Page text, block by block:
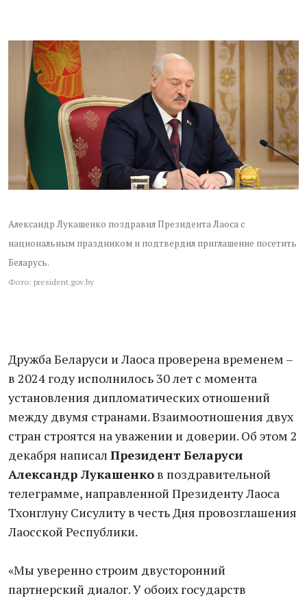
Александр Лукашенко поздравил Президента Лаоса с
национальным праздником и подтвердил приглашение посетить
Беларусь.
Фото: president.gov.by
Дружба Беларуси и Лаоса проверена временем –
в 2024 году исполнилось 30 лет с момента
установления дипломатических отношений
между двумя странами. Взаимоотношения двух
стран строятся на уважении и доверии. Об этом 2
декабря написал Президент Беларуси
Александр Лукашенко в поздравительной
телеграмме, направленной Президенту Лаоса
Тхонглуну Сисулиту в честь Дня провозглашения
Лаосской Республики.
«Мы уверенно строим двусторонний
партнерский диалог. У обоих государств